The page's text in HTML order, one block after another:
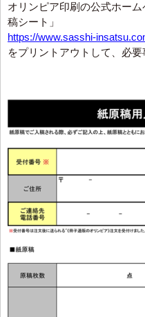
オリンピア印刷の公式ホー
稿シート」
https://www.sasshi-
をプリントアウトして、必要